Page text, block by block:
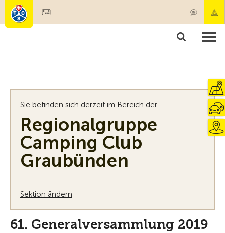
Mitgliedschaft & Leistungen
Sie befinden sich derzeit im Bereich der
Regionalgruppe
Camping Club
Graubünden
Sektion ändern
61. Generalversammlung 2019